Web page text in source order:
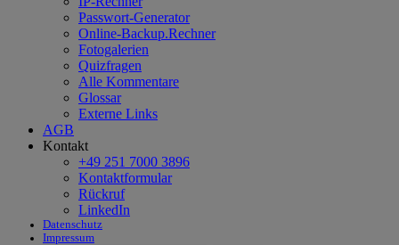
Passwort-Generator
Online-Backup.Rechner
Fotogalerien
Quizfragen
Alle Kommentare
Glossar
Externe Links
AGB
Kontakt
+49 251 7000 3896
Kontaktformular
Rückruf
LinkedIn
Datenschutz
Impressum